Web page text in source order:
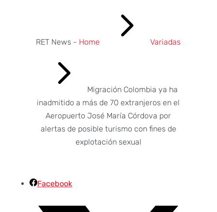
RET News - Home 5 Variadas
5
Migración Colombia ya ha
inadmitido a más de 70 extranjeros en el
Aeropuerto José María Córdova por
alertas de posible turismo con fines de
explotación sexual
Facebook